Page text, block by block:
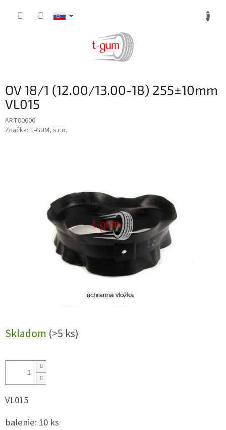
OV 18/1 (12.00/13.00-18) 255±10mm
VL015
ART00600
Značka: T-GUM, s.r.o.
Skladom (>5 ks)
VL015
balenie: 10 ks